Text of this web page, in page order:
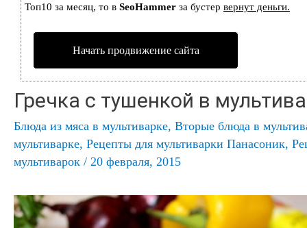
Топ10 за месяц, то в SeoHammer за бустер вернут деньги.
Начать продвижение сайта
Гречка с тушенкой в
Блюда из мяса в мультиварке, Вторые блюда в
мультиварке, Рецепты для мультиварки Панасоник,
мультиварок / 20 февраля, 2015